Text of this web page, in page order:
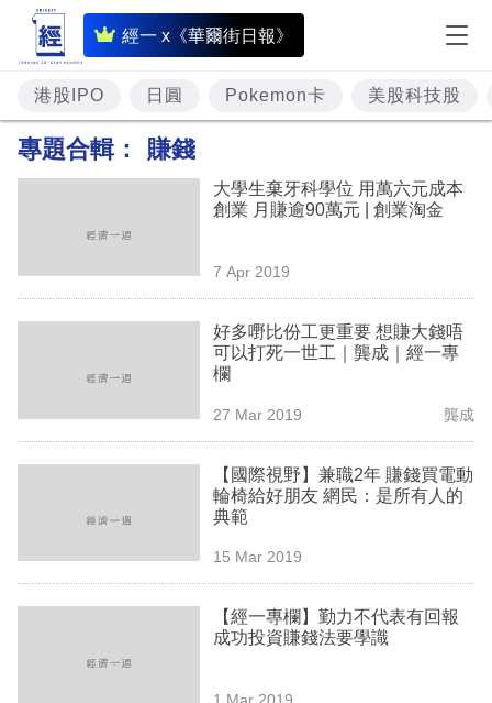
經一 x《華爾街日報》
即
時
財
經
資
樓
技
港股IPO 日圓 Pokemon卡 美股科技股
專題合輯： 賺錢
大學生棄牙科學位 用萬六元成本
創業 月賺逾90萬元 | 創業淘金
7 Apr 2019
好多嘢比份工更重要 想賺大錢唔
可以打死一世工｜龔成｜經一專
欄
27 Mar 2019 龔成
【國際視野】兼職2年 賺錢買電動
輪椅給好朋友 網民：是所有人的
典範
15 Mar 2019
【經一專欄】勤力不代表有回報
成功投資賺錢法要學識